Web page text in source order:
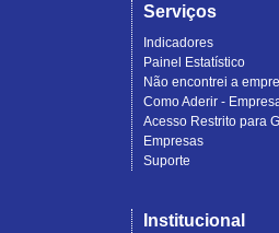
Serviços
Indicadores
Painel Estatístico
Não encontrei a
Como Aderir -
Acesso Restrito para
Empresas
Suporte
Institucional